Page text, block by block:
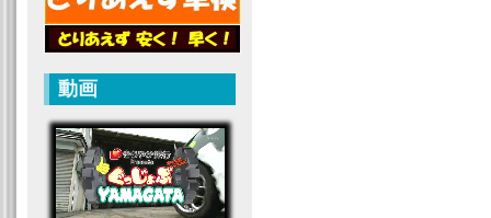
動画